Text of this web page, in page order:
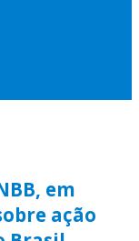
em
ação